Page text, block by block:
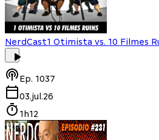
NerdCast1 Otimista vs. 10 Filmes
Ep. 1037
03.jul.26
1h12